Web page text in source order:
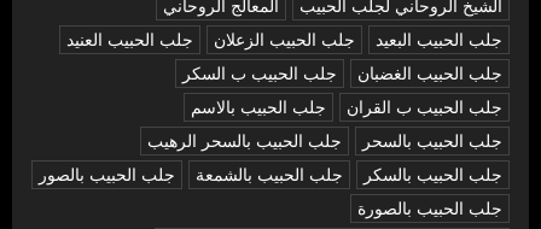
الشيخ الروحاني لجلب الحبيب
المعالج الروحاني
جلب الحبيب البعيد
جلب الحبيب الزعلان
جلب الحبيب العنيد
جلب الحبيب الغضبان
جلب الحبيب ب السكر
جلب الحبيب ب القران
جلب الحبيب بالاسم
جلب الحبيب بالسحر
جلب الحبيب بالسحر الرهيب
جلب الحبيب بالسكر
جلب الحبيب بالشمعة
جلب الحبيب بالصور
جلب الحبيب بالصورة